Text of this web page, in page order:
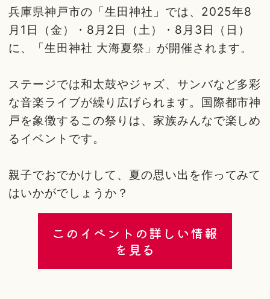
兵庫県神戸市の「生田神社」では、2025年8
月1日（金）・8月2日（土）・8月3日（日）
に、「生田神社 大海夏祭」が開催されます。
ステージでは和太鼓やジャズ、サンバなど多彩
な音楽ライブが繰り広げられます。国際都市神
戸を象徴するこの祭りは、家族みんなで楽しめ
るイベントです。
親子でおでかけして、夏の思い出を作ってみて
はいかがでしょうか？
このイベントの詳しい情報
を見る